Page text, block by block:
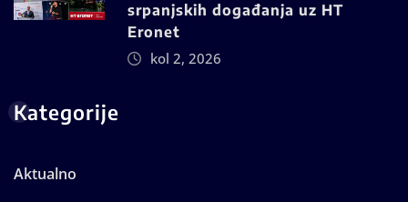
srpanjskih događanja uz HT
Eronet
kol 2, 2026
Kategorije
Aktualno